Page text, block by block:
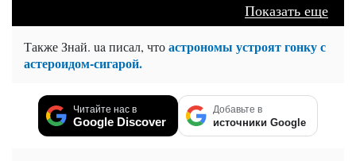
Показать еще
Также Знай. ua писал, чтоастрономы устроят гонку с
астероидом-сигарой.
Читайте нас в
Google Discover
Добавьте в
источники Google